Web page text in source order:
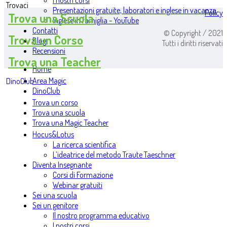
Presentazioni gratuite, laboratori e inglese in vacanza
Inglese in famiglia - YouTube
Contatti
Blog
Recensioni
Home
Area Magic
DinoClub
Trova un corso
Trova una scuola
Trova una Magic Teacher
Hocus&Lotus
La ricerca scientifica
L’ideatrice del metodo Traute Taeschner
Diventa Insegnante
Corsi di Formazione
Webinar gratuiti
Sei una scuola
Sei un genitore
Il nostro programma educativo
Trovaci
Trova una Scuola
Trova un Corso
Trova una Teacher
DinoClub
Policy
© Copyright / 2021
Tutti i diritti riservati